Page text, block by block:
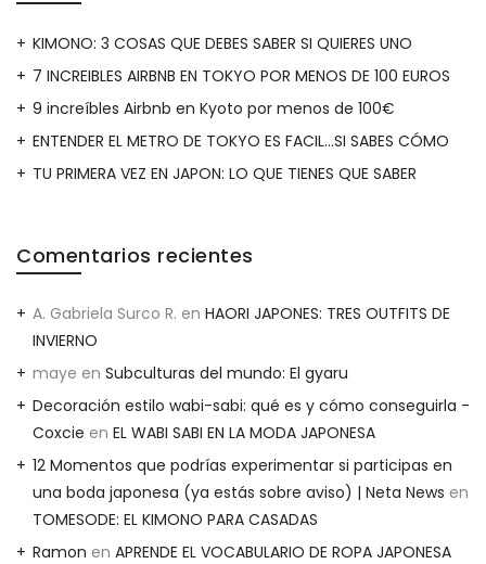
KIMONO: 3 COSAS QUE DEBES SABER SI QUIERES UNO
7 INCREIBLES AIRBNB EN TOKYO POR MENOS DE 100 EUROS
9 increíbles Airbnb en Kyoto por menos de 100€
ENTENDER EL METRO DE TOKYO ES FACIL…SI SABES CÓMO
TU PRIMERA VEZ EN JAPON: LO QUE TIENES QUE SABER
Comentarios recientes
A. Gabriela Surco R. en HAORI JAPONES: TRES OUTFITS DE
INVIERNO
maye en Subculturas del mundo: El gyaru
Decoración estilo wabi-sabi: qué es y cómo conseguirla -
Coxcie en EL WABI SABI EN LA MODA JAPONESA
12 Momentos que podrías experimentar si participas en
una boda japonesa (ya estás sobre aviso) | Neta News en
TOMESODE: EL KIMONO PARA CASADAS
Ramon en APRENDE EL VOCABULARIO DE ROPA JAPONESA